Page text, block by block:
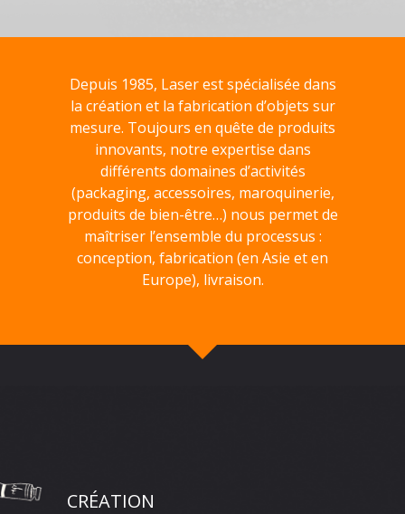
Depuis 1985, Laser est spécialisée dans
la création et la fabrication d’objets sur
mesure. Toujours en quête de produits
innovants, notre expertise dans
différents domaines d’activités
(packaging, accessoires, maroquinerie,
produits de bien-être…) nous permet de
maîtriser l’ensemble du processus :
conception, fabrication (en Asie et en
Europe), livraison.
CRÉATION